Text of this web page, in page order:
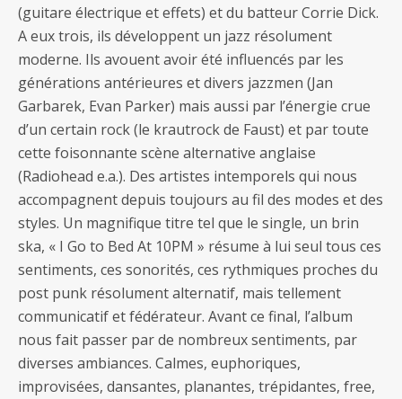
(guitare électrique et effets) et du batteur Corrie Dick.
A eux trois, ils développent un jazz résolument
moderne. Ils avouent avoir été influencés par les
générations antérieures et divers jazzmen (Jan
Garbarek, Evan Parker) mais aussi par l’énergie crue
d’un certain rock (le krautrock de Faust) et par toute
cette foisonnante scène alternative anglaise
(Radiohead e.a.). Des artistes intemporels qui nous
accompagnent depuis toujours au fil des modes et des
styles. Un magnifique titre tel que le single, un brin
ska, « I Go to Bed At 10PM » résume à lui seul tous ces
sentiments, ces sonorités, ces rythmiques proches du
post punk résolument alternatif, mais tellement
communicatif et fédérateur. Avant ce final, l’album
nous fait passer par de nombreux sentiments, par
diverses ambiances. Calmes, euphoriques,
improvisées, dansantes, planantes, trépidantes, free,